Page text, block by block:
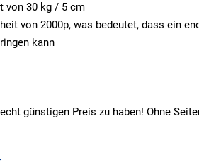
von 30 kg / 5 cm
von 2000p, was bedeutet, dass ein
kann
günstigen Preis zu haben! Ohne